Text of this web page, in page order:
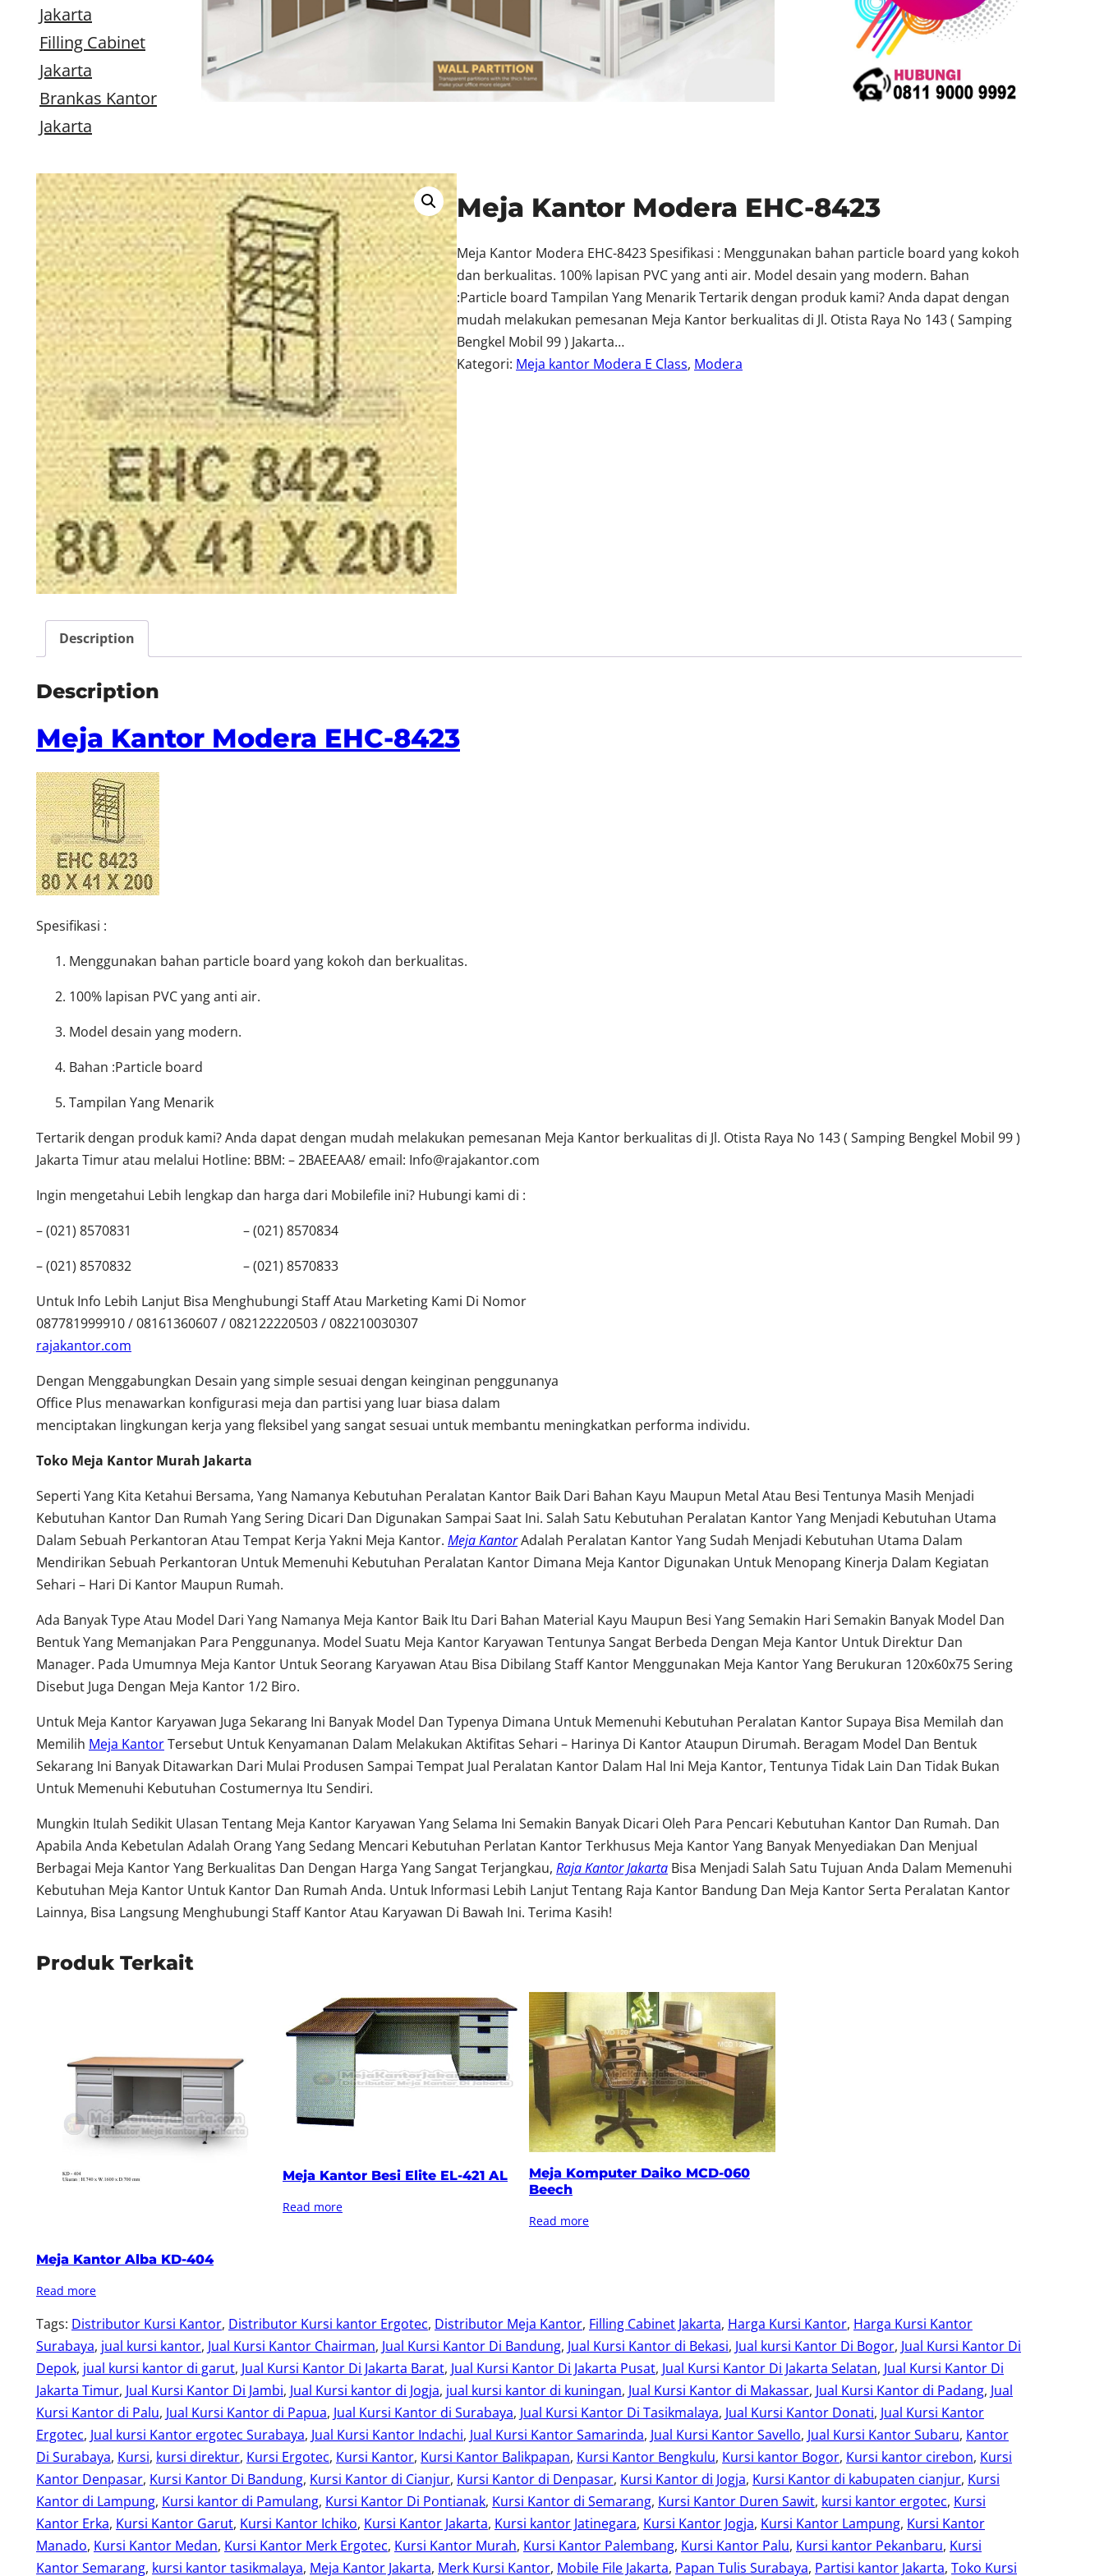
Jakarta
Filling Cabinet
Jakarta
Brankas Kantor
Jakarta
Meja Kantor Modera EHC-8423
Meja Kantor Modera EHC-8423 Spesifikasi : Menggunakan bahan particle board yang kokoh
dan berkualitas. 100% lapisan PVC yang anti air. Model desain yang modern. Bahan
:Particle board Tampilan Yang Menarik Tertarik dengan produk kami? Anda dapat dengan
mudah melakukan pemesanan Meja Kantor berkualitas di Jl. Otista Raya No 143 ( Samping
Bengkel Mobil 99 ) Jakarta…
Kategori: Meja kantor Modera E Class, Modera
Description
Description
Meja Kantor Modera EHC-8423
Spesifikasi :
Menggunakan bahan particle board yang kokoh dan berkualitas.
100% lapisan PVC yang anti air.
Model desain yang modern.
Bahan :Particle board
Tampilan Yang Menarik
Tertarik dengan produk kami? Anda dapat dengan mudah melakukan pemesanan Meja Kantor berkualitas di Jl. Otista Raya No 143 ( Samping Bengkel Mobil 99 )
Jakarta Timur atau melalui Hotline: BBM: – 2BAEEAA8/ email: Info@rajakantor.com
Ingin mengetahui Lebih lengkap dan harga dari Mobilefile ini? Hubungi kami di :
– (021) 8570831 – (021) 8570834
– (021) 8570832 – (021) 8570833
Untuk Info Lebih Lanjut Bisa Menghubungi Staff Atau Marketing Kami Di Nomor
087781999910 / 08161360607 / 082122220503 / 082210030307
rajakantor.com
Dengan Menggabungkan Desain yang simple sesuai dengan keinginan penggunanya
Office Plus menawarkan konfigurasi meja dan partisi yang luar biasa dalam
menciptakan lingkungan kerja yang fleksibel yang sangat sesuai untuk membantu meningkatkan performa individu.
Toko Meja Kantor Murah Jakarta
Seperti Yang Kita Ketahui Bersama, Yang Namanya Kebutuhan Peralatan Kantor Baik Dari Bahan Kayu Maupun Metal Atau Besi Tentunya Masih Menjadi
Kebutuhan Kantor Dan Rumah Yang Sering Dicari Dan Digunakan Sampai Saat Ini. Salah Satu Kebutuhan Peralatan Kantor Yang Menjadi Kebutuhan Utama
Dalam Sebuah Perkantoran Atau Tempat Kerja Yakni Meja Kantor. Meja KantorAdalah Peralatan Kantor Yang Sudah Menjadi Kebutuhan Utama Dalam
Mendirikan Sebuah Perkantoran Untuk Memenuhi Kebutuhan Peralatan Kantor Dimana Meja Kantor Digunakan Untuk Menopang Kinerja Dalam Kegiatan
Sehari – Hari Di Kantor Maupun Rumah.
Ada Banyak Type Atau Model Dari Yang Namanya Meja Kantor Baik Itu Dari Bahan Material Kayu Maupun Besi Yang Semakin Hari Semakin Banyak Model Dan
Bentuk Yang Memanjakan Para Penggunanya. Model Suatu Meja Kantor Karyawan Tentunya Sangat Berbeda Dengan Meja Kantor Untuk Direktur Dan
Manager. Pada Umumnya Meja Kantor Untuk Seorang Karyawan Atau Bisa Dibilang Staff Kantor Menggunakan Meja Kantor Yang Berukuran 120x60x75 Sering
Disebut Juga Dengan Meja Kantor 1/2 Biro.
Untuk Meja Kantor Karyawan Juga Sekarang Ini Banyak Model Dan Typenya Dimana Untuk Memenuhi Kebutuhan Peralatan Kantor Supaya Bisa Memilah dan
Memilih Meja KantorTersebut Untuk Kenyamanan Dalam Melakukan Aktifitas Sehari – Harinya Di Kantor Ataupun Dirumah. Beragam Model Dan Bentuk
Sekarang Ini Banyak Ditawarkan Dari Mulai Produsen Sampai Tempat Jual Peralatan Kantor Dalam Hal Ini Meja Kantor, Tentunya Tidak Lain Dan Tidak Bukan
Untuk Memenuhi Kebutuhan Costumernya Itu Sendiri.
Mungkin Itulah Sedikit Ulasan Tentang Meja Kantor Karyawan Yang Selama Ini Semakin Banyak Dicari Oleh Para Pencari Kebutuhan Kantor Dan Rumah. Dan
Apabila Anda Kebetulan Adalah Orang Yang Sedang Mencari Kebutuhan Perlatan Kantor Terkhusus Meja Kantor Yang Banyak Menyediakan Dan Menjual
Berbagai Meja Kantor Yang Berkualitas Dan Dengan Harga Yang Sangat Terjangkau, Raja Kantor Jakarta Bisa Menjadi Salah Satu Tujuan Anda Dalam Memenuhi
Kebutuhan Meja Kantor Untuk Kantor Dan Rumah Anda. Untuk Informasi Lebih Lanjut Tentang Raja Kantor Bandung Dan Meja Kantor Serta Peralatan Kantor
Lainnya, Bisa Langsung Menghubungi Staff Kantor Atau Karyawan Di Bawah Ini. Terima Kasih!
Produk Terkait
Meja Kantor Alba KD-404
Read more
Meja Kantor Besi Elite EL-421 AL
Read more
Meja Komputer Daiko MCD-060
Beech
Read more
Tags: Distributor Kursi Kantor, Distributor Kursi kantor Ergotec, Distributor Meja Kantor, Filling Cabinet Jakarta, Harga Kursi Kantor, Harga Kursi Kantor
Surabaya, jual kursi kantor, Jual Kursi Kantor Chairman, Jual Kursi Kantor Di Bandung, Jual Kursi Kantor di Bekasi, Jual kursi Kantor Di Bogor, Jual Kursi Kantor Di
Depok, jual kursi kantor di garut, Jual Kursi Kantor Di Jakarta Barat, Jual Kursi Kantor Di Jakarta Pusat, Jual Kursi Kantor Di Jakarta Selatan, Jual Kursi Kantor Di
Jakarta Timur, Jual Kursi Kantor Di Jambi, Jual Kursi kantor di Jogja, jual kursi kantor di kuningan, Jual Kursi Kantor di Makassar, Jual Kursi Kantor di Padang, Jual
Kursi Kantor di Palu, Jual Kursi Kantor di Papua, Jual Kursi Kantor di Surabaya, Jual Kursi Kantor Di Tasikmalaya, Jual Kursi Kantor Donati, Jual Kursi Kantor
Ergotec, Jual kursi Kantor ergotec Surabaya, Jual Kursi Kantor Indachi, Jual Kursi Kantor Samarinda, Jual Kursi Kantor Savello, Jual Kursi Kantor Subaru, Kantor
Di Surabaya, Kursi, kursi direktur, Kursi Ergotec, Kursi Kantor, Kursi Kantor Balikpapan, Kursi Kantor Bengkulu, Kursi kantor Bogor, Kursi kantor cirebon, Kursi
Kantor Denpasar, Kursi Kantor Di Bandung, Kursi Kantor di Cianjur, Kursi Kantor di Denpasar, Kursi Kantor di Jogja, Kursi Kantor di kabupaten cianjur, Kursi
Kantor di Lampung, Kursi kantor di Pamulang, Kursi Kantor Di Pontianak, Kursi Kantor di Semarang, Kursi Kantor Duren Sawit, kursi kantor ergotec, Kursi
Kantor Erka, Kursi Kantor Garut, Kursi Kantor Ichiko, Kursi Kantor Jakarta, Kursi kantor Jatinegara, Kursi Kantor Jogja, Kursi Kantor Lampung, Kursi Kantor
Manado, Kursi Kantor Medan, Kursi Kantor Merk Ergotec, Kursi Kantor Murah, Kursi Kantor Palembang, Kursi Kantor Palu, Kursi kantor Pekanbaru, Kursi
Kantor Semarang, kursi kantor tasikmalaya, Meja Kantor Jakarta, Merk Kursi Kantor, Mobile File Jakarta, Papan Tulis Surabaya, Partisi kantor Jakarta, Toko Kursi